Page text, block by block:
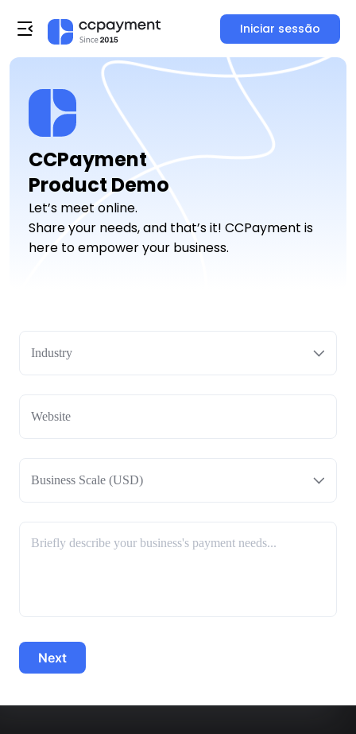
Iniciar sessão
CCPayment
Product Demo
Let’s meet online.
Share your needs, and that’s it! CCPayment is
here to empower your business.
Industry
Business Scale (USD)
Next